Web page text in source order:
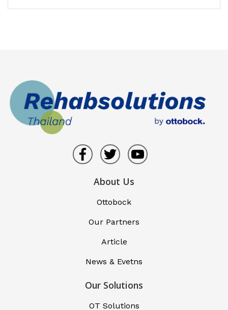
About Us
Ottobock
Our Partners
Article
News & Evetns
Our Solutions
OT Solutions